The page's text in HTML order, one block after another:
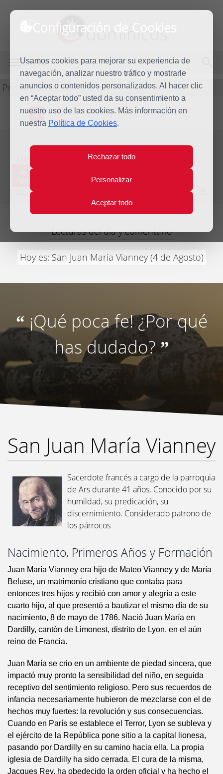
Configuración de Cookies
Usamos cookies para mejorar su experiencia de
navegación, analizar nuestro tráfico y mostrarle
anuncios o contenidos personalizados. Al hacer clic
en “Aceptar todo” usted da su consentimiento a
nuestro uso de las cookies. Más información en
nuestra Política de Cookies.
Rechazar todo
Personalizar
Aceptar todo
dominicos
MENÚ
Predicación
L M X J V S D
2014
Evangelio del día
Decimoctava semana del Tiempo Ordinario - Año Par
Lecturas del día y comentario
Hoy es: San Juan María Vianney (4 de Agosto)
“¡Qué poca fe! ¿Por qué
has dudado? ”
San Juan María Vianney
Sacerdote francés a cargo de la parroquia
de Ars durante 41 años. Conocido por su
humildad, su predicación, su
discernimiento. Considerado patrono de
los párrocos
Nacimiento, Primeros Años y Formación
Juan María Vianney era hijo de Mateo Vianney y de María
Beluse, un matrimonio cristiano que contaba para
entonces tres hijos y recibió con amor y alegría a este
cuarto hijo, al que presentó a bautizar el mismo día de su
nacimiento, 8 de mayo de 1786. Nació Juan María en
Dardilly, cantón de Limonest, distrito de Lyon, en el aún
reino de Francia.
Juan María se crio en un ambiente de piedad sincera, que
impactó muy pronto la sensibilidad del niño, en seguida
receptivo del sentimiento religioso. Pero sus recuerdos de
infancia necesariamente hubieron de mezclarse con el de
hechos muy fuertes: la revolución y sus consecuencias.
Cuando en París se establece el Terror, Lyon se subleva y
el ejército de la República pone sitio a la capital lionesa,
pasando por Dardilly en su camino hacia ella. La propia
iglesia de Dardilly ha sido cerrada. El cura de la misma,
Jacques Rey, ha obedecido la orden oficial y ha hecho el